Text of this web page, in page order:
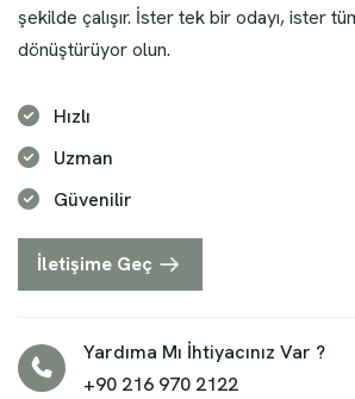
şekilde çalışır. İster tek bir odayı, ister
dönüştürüyor olun.
Hızlı
Uzman
Güvenilir
İletişime Geç
Yardıma Mı İhtiyacınız Var ?
+90 216 970 2122